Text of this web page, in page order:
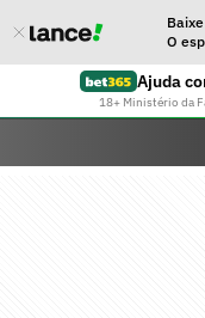
O
Ajuda
18+ Ministério da